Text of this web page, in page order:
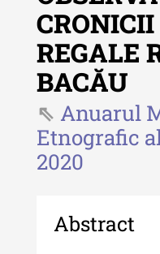
- 2025
Revista
- 2024
Revista
2023
Indexul
de Istorie a
REGALE
BACĂU
Anuarul
Etnografic
2020
Abstract